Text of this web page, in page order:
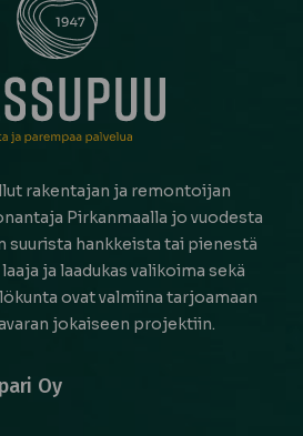
rakentajan ja remontoijan
Pirkanmaalla jo vuodesta
suurista hankkeista tai pienestä
ja laadukas valikoima sekä
ovat valmiina tarjoamaan
jokaiseen projektiin.
Oy